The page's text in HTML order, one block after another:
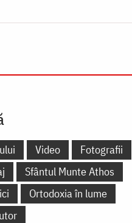
Video
Fotografii
Sfântul Munte Athos
Ortodoxia în lume